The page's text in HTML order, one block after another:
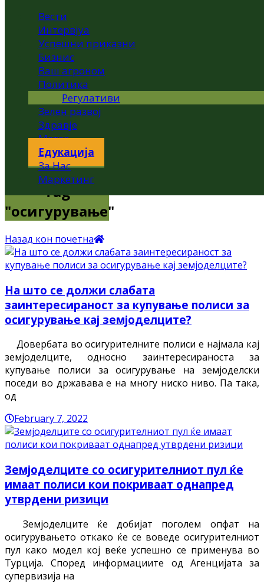
Вести
Интервјуа
Успешни приказни
Бизнис
Ваш агроном
Политика
Регулативи
Зелен развој
Здравје
Метео
Едукација
За Нас
Маркетинг
Tag
"осигурување"
Назад кон почетна
На што се должи слабата
заинтересираност за купување полиси за
осигурување кај земјоделците?
Довербата во осигурителните полиси е најмала кај
земјоделците, односно заинтересираноста за
купување полиси за осигурување на земјоделски
поседи во државава е на многу ниско ниво. Па така,
од
February 7, 2022
Земјоделците со осигурителниот пул ќе
имаат полиси кои покриваат однапред
утврдени ризици
Земјоделците ќе добијат поголем опфат на
осигурувањето откако ќе се воведе осигурителниот
пул како модел кој веќе успешно се применува во
Турција. Според информациите од Агенцијата за
супервизија на